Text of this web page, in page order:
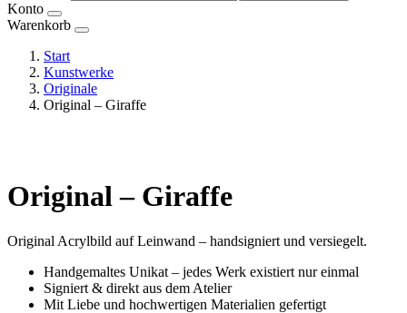
Konto
Warenkorb
Start
Kunstwerke
Originale
Original – Giraffe
Original – Giraffe
Original Acrylbild auf Leinwand – handsigniert und versiegelt.
Handgemaltes Unikat – jedes Werk existiert nur einmal
Signiert & direkt aus dem Atelier
Mit Liebe und hochwertigen Materialien gefertigt